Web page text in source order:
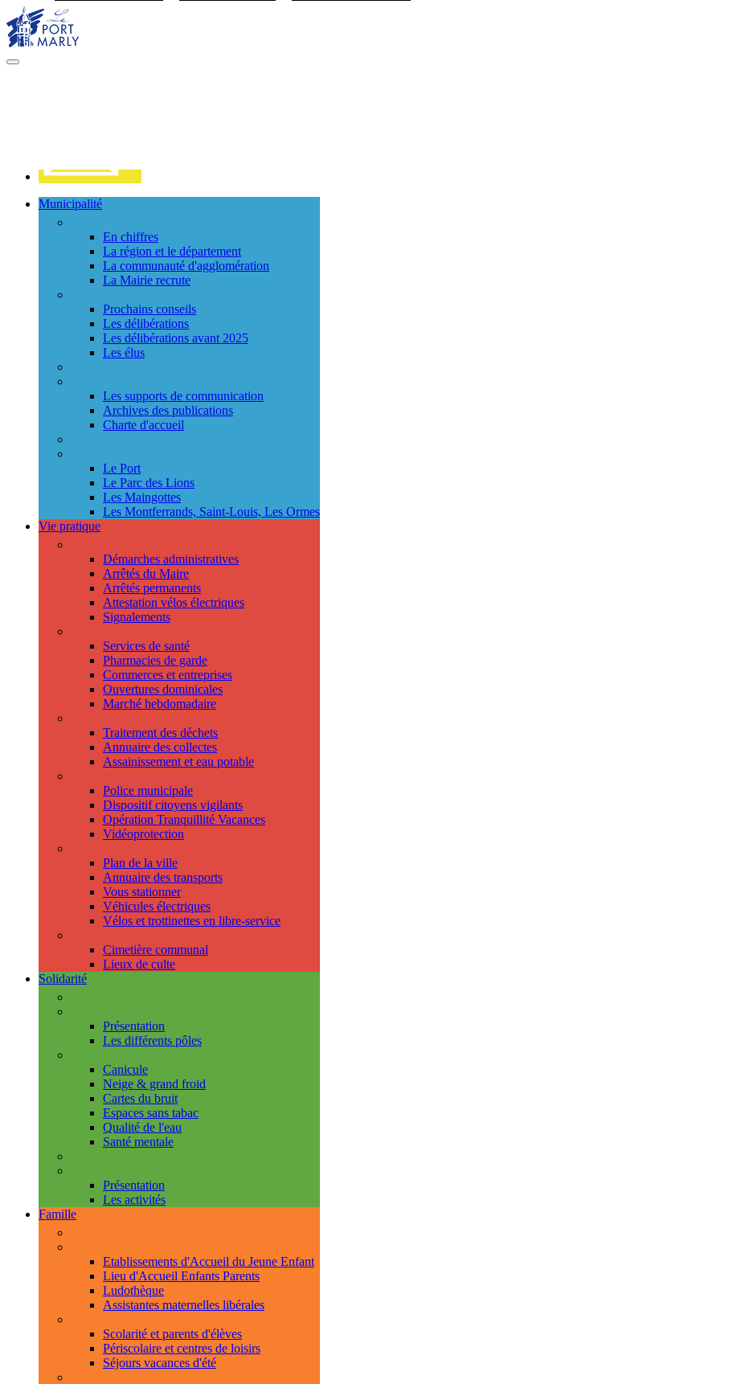
MENU
Municipalité
En chiffres
La région et le département
La communauté d'agglomération
La Mairie recrute
Prochains conseils
Les délibérations
Les délibérations avant 2025
Les élus
Les supports de communication
Archives des publications
Charte d'accueil
Le Port
Le Parc des Lions
Les Maingottes
Les Montferrands, Saint-Louis, Les Ormes
Vie pratique
Démarches administratives
Arrêtés du Maire
Arrêtés permanents
Attestation vélos électriques
Signalements
Services de santé
Pharmacies de garde
Commerces et entreprises
Ouvertures dominicales
Marché hebdomadaire
Traitement des déchets
Annuaire des collectes
Assainissement et eau potable
Police municipale
Dispositif citoyens vigilants
Opération Tranquillité Vacances
Vidéoprotection
Plan de la ville
Annuaire des transports
Vous stationner
Véhicules électriques
Vélos et trottinettes en libre-service
Cimetière communal
Lieux de culte
Solidarité
Présentation
Les différents pôles
Canicule
Neige & grand froid
Cartes du bruit
Espaces sans tabac
Qualité de l'eau
Santé mentale
Présentation
Les activités
Famille
Etablissements d'Accueil du Jeune Enfant
Lieu d'Accueil Enfants Parents
Ludothèque
Assistantes maternelles libérales
Scolarité et parents d'élèves
Périscolaire et centres de loisirs
Séjours vacances d'été